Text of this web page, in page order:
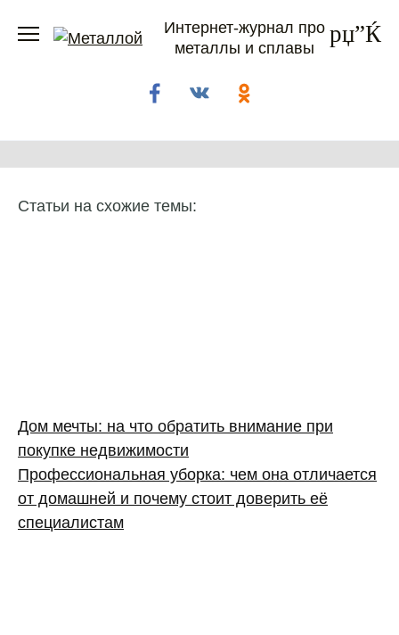
Интернет-журнал про
металлы и сплавы
Статьи на схожие темы:
Дом мечты: на что обратить внимание при
покупке недвижимости
Профессиональная уборка: чем она отличается
от домашней и почему стоит доверить её
специалистам